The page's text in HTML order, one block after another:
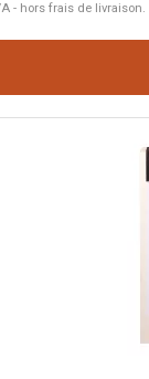
- hors frais de livraison.